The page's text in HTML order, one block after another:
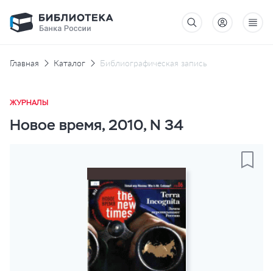
Главная Каталог Библиографическая запись
ЖУРНАЛЫ
Новое время, 2010, N 34